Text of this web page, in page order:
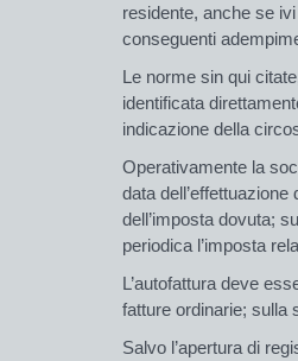
residente, anche se
conseguenti
Le norme sin qui
identificata
indicazione della
Operativamente la
data
dell’imposta dovuta;
periodica l’imposta
L’autofattura deve
fatture ordinarie; sulla
Salvo l’apertura di